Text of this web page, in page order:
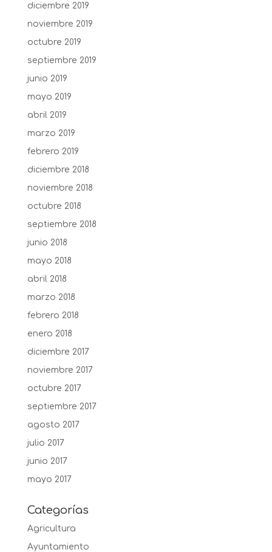
diciembre 2019
noviembre 2019
octubre 2019
septiembre 2019
junio 2019
mayo 2019
abril 2019
marzo 2019
febrero 2019
diciembre 2018
noviembre 2018
octubre 2018
septiembre 2018
junio 2018
mayo 2018
abril 2018
marzo 2018
febrero 2018
enero 2018
diciembre 2017
noviembre 2017
octubre 2017
septiembre 2017
agosto 2017
julio 2017
junio 2017
mayo 2017
Categorías
Agricultura
Ayuntamiento